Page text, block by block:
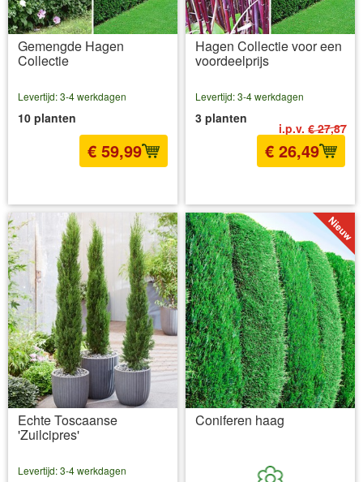
Gemengde Hagen
Collectie
Levertijd: 3-4 werkdagen
10 planten
€ 59,99
Hagen Collectie voor een
voordeelprijs
i.p.v. € 27,87
Levertijd: 3-4 werkdagen
3 planten
€ 26,49
Echte Toscaanse
'Zuilcipres'
Levertijd: 3-4 werkdagen
Coniferen haag